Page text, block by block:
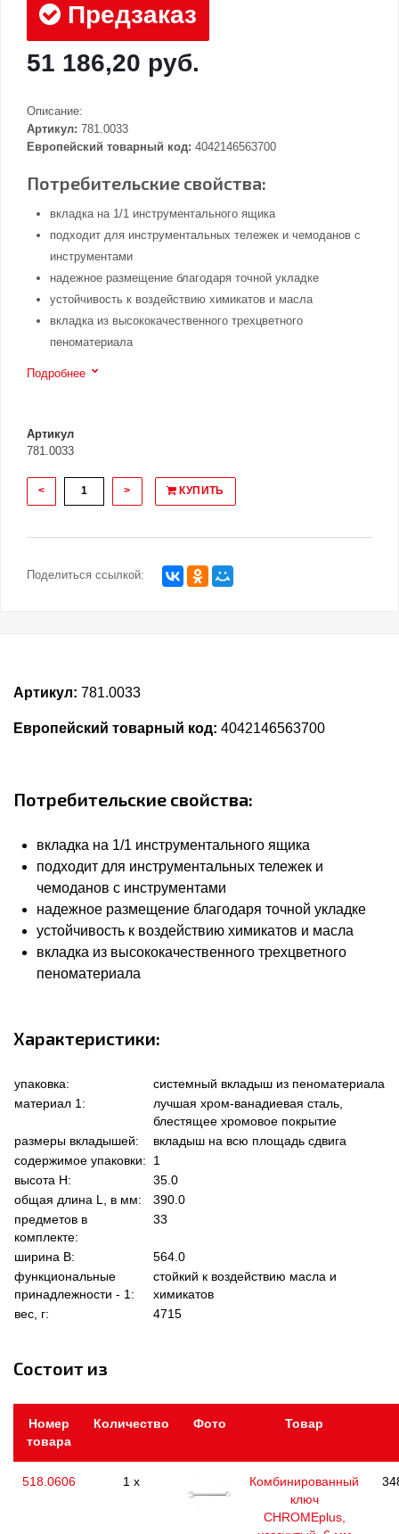
Предзаказ
51 186,20 руб.
Описание:
Артикул: 781.0033
Европейский товарный код: 4042146563700
Потребительские свойства:
вкладка на 1/1 инструментального ящика
подходит для инструментальных тележек и чемоданов с
инструментами
надежное размещение благодаря точной укладке
устойчивость к воздействию химикатов и масла
вкладка из высококачественного трехцветного
пеноматериала
Подробнее
Артикул
781.0033
< > КУПИТЬ
Поделиться ссылкой:
Артикул: 781.0033
Европейский товарный код: 4042146563700
Потребительские свойства:
вкладка на 1/1 инструментального ящика
подходит для инструментальных тележек и
чемоданов с инструментами
надежное размещение благодаря точной укладке
устойчивость к воздействию химикатов и масла
вкладка из высококачественного трехцветного
пеноматериала
Характеристики:
упаковка:
системный вкладыш из пеноматериала
материал 1:
лучшая хром-ванадиевая сталь,
блестящее хромовое покрытие
размеры вкладышей:
вкладыш на всю площадь сдвига
содержимое упаковки:
1
высота Н:
35.0
общая длина L, в мм:
390.0
предметов в
комплекте:
33
ширина В:
564.0
функциональные
принадлежности - 1:
стойкий к воздействию масла и
химикатов
вес, г:
4715
Состоит из
Номер
товара
Количество Фото Товар
518.0606 1 x
Комбинированный
ключ
CHROMEplus,